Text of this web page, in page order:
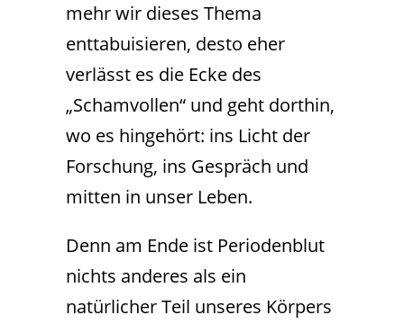
mehr wir dieses Thema
enttabuisieren, desto eher
verlässt es die Ecke des
„Schamvollen“ und geht dorthin,
wo es hingehört: ins Licht der
Forschung, ins Gespräch und
mitten in unser Leben.
Denn am Ende ist Periodenblut
nichts anderes als ein
natürlicher Teil unseres Körpers